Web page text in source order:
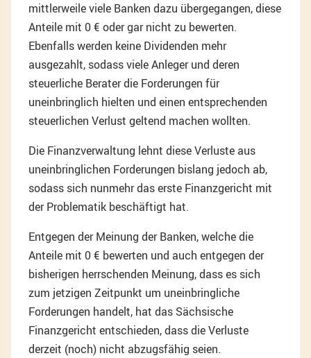
mittlerweile viele Banken dazu übergegangen, diese
Anteile mit 0 € oder gar nicht zu bewerten.
Ebenfalls werden keine Dividenden mehr
ausgezahlt, sodass viele Anleger und deren
steuerliche Berater die Forderungen für
uneinbringlich hielten und einen entsprechenden
steuerlichen Verlust geltend machen wollten.
Die Finanzverwaltung lehnt diese Verluste aus
uneinbringlichen Forderungen bislang jedoch ab,
sodass sich nunmehr das erste Finanzgericht mit
der Problematik beschäftigt hat.
Entgegen der Meinung der Banken, welche die
Anteile mit 0 € bewerten und auch entgegen der
bisherigen herrschenden Meinung, dass es sich
zum jetzigen Zeitpunkt um uneinbringliche
Forderungen handelt, hat das Sächsische
Finanzgericht entschieden, dass die Verluste
derzeit (noch) nicht abzugsfähig seien.